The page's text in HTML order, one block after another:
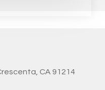
CA 91214